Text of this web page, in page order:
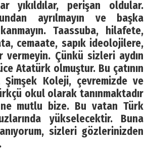
yıkıldılar, perişan oldular.
ayrılmayın ve başka
Taassuba, hilafete,
cemaate, sapık ideolojilere,
vermeyin. Çünkü sizleri aydın
Atatürk olmuştur. Bu çatının
Şimşek Koleji, çevremizde ve
okul olarak tanınmaktadır
mutlu bize. Bu vatan Türk
yükselecektir. Buna
sizleri gözlerinizden